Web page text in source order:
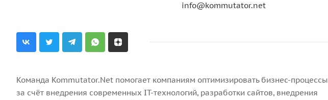
info@kommutator.net
Команда Kommutator.Net помогает компаниям оптимизировать бизнес-процессы
за счёт внедрения современных IT-технологий, разработки сайтов, внедрения